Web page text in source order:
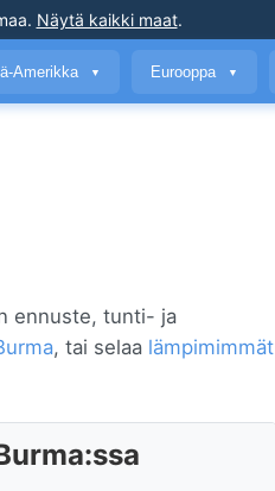
. Näytä kaikki maat.
Amerikka ▼ Eurooppa ▼
ennuste, tunti- ja
, tai selaa lämpimimmät